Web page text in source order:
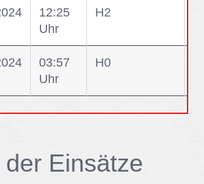
12:25
Uhr
H2
03:57
Uhr
H0
Ein­sät­ze